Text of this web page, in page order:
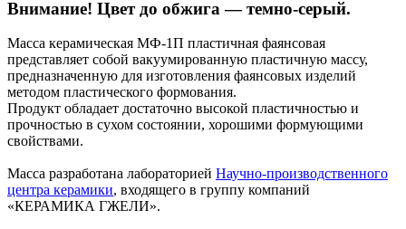
Внимание! Цвет до обжига — темно-серый.
Масса керамическая МФ-1П пластичная фаянсовая
представляет собой вакуумированную пластичную массу,
предназначенную для изготовления фаянсовых изделий
методом пластического формования.
Продукт обладает достаточно высокой пластичностью и
прочностью в сухом состоянии, хорошими формующими
свойствами.
Масса разработана лабораторией Научно-производственного
центра керамики, входящего в группу компаний
«КЕРАМИКА ГЖЕЛИ».